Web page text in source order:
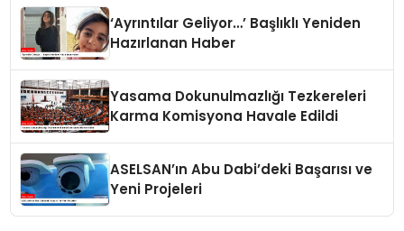
‘Ayrıntılar Geliyor…’ Başlıklı Yeniden
Hazırlanan Haber
Yasama Dokunulmazlığı Tezkereleri
Karma Komisyona Havale Edildi
ASELSAN’ın Abu Dabi’deki Başarısı ve
Yeni Projeleri